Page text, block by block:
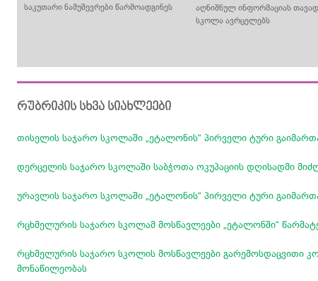
საკუთარი ნამუშევრები წარმოადგინეს
აღნიშნულ ინფორმაციას თავად
სკოლა ავრცელებს
რუბრიკის სხვა სიახლეები
თისელის საჯარო სკოლაში „ეტალონის“ პირველი ტური
დერცელის საჯარო სკოლაში საბჭოთა ოკუპაციის დღისადმი
ურავლის საჯარო სკოლაში „ეტალონის“ პირველი ტური
რცხმელურის საჯარო სკოლამ მოსწავლეები „ეტალონში“
რცხმელურის საჯარო სკოლის მოსწავლეები გარემოსდაცვითი
მონაწილეობას